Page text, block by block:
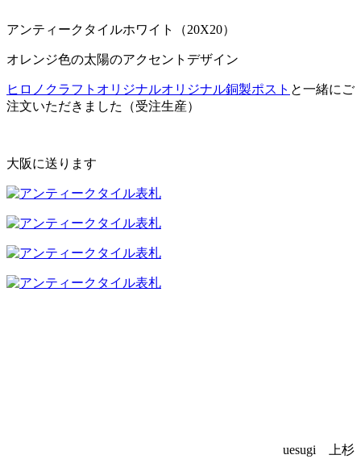
アンティークタイルホワイト（20X20）
オレンジ色の太陽のアクセントデザイン
ヒロノクラフトオリジナルオリジナル銅製ポスト と一緒にご
注文いただきました（受注生産）
大阪に送ります
uesugi 上杉